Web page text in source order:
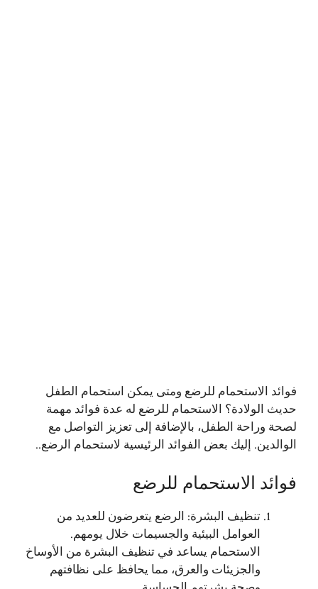
فوائد الاستحمام للرضع ومتى يمكن استحمام الطفل
حديث الولادة؟ الاستحمام للرضع له عدة فوائد مهمة
لصحة وراحة الطفل، بالإضافة إلى تعزيز التواصل مع
الوالدين. إليك بعض الفوائد الرئيسية لاستحمام الرضع..
فوائد الاستحمام للرضع
تنظيف البشرة: الرضع يتعرضون للعديد من
العوامل البيئية والجسيمات خلال يومهم.
الاستحمام يساعد في تنظيف البشرة من الأوساخ
والجزيئات والعرق، مما يحافظ على نظافتهم